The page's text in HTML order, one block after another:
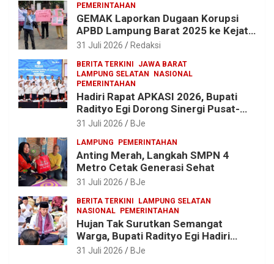
XXI/Radin Inten
PEMERINTAHAN
GEMAK Laporkan Dugaan Korupsi
APBD Lampung Barat 2025 ke Kejati
Lampung, Soroti Proyek Jalan
31 Juli 2026 Redaksi
BERITA TERKINI
JAWA BARAT
LAMPUNG SELATAN
NASIONAL
PEMERINTAHAN
Hadiri Rapat APKASI 2026, Bupati
Radityo Egi Dorong Sinergi Pusat-
Daerah untuk Percepat
31 Juli 2026 BJe
LAMPUNG PEMERINTAHAN
Anting Merah, Langkah SMPN 4
Metro Cetak Generasi Sehat
31 Juli 2026 BJe
BERITA TERKINI
LAMPUNG SELATAN
NASIONAL
PEMERINTAHAN
Hujan Tak Surutkan Semangat
Warga, Bupati Radityo Egi Hadiri
Tradisi Sedekah Bumi 206 Tahun di
31 Juli 2026 BJe